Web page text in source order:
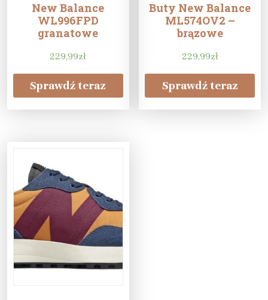
New Balance
WL996FPD
granatowe
229,99zł
Sprawdź teraz
Buty New Balance
ML574OV2 –
brązowe
229,99zł
Sprawdź teraz